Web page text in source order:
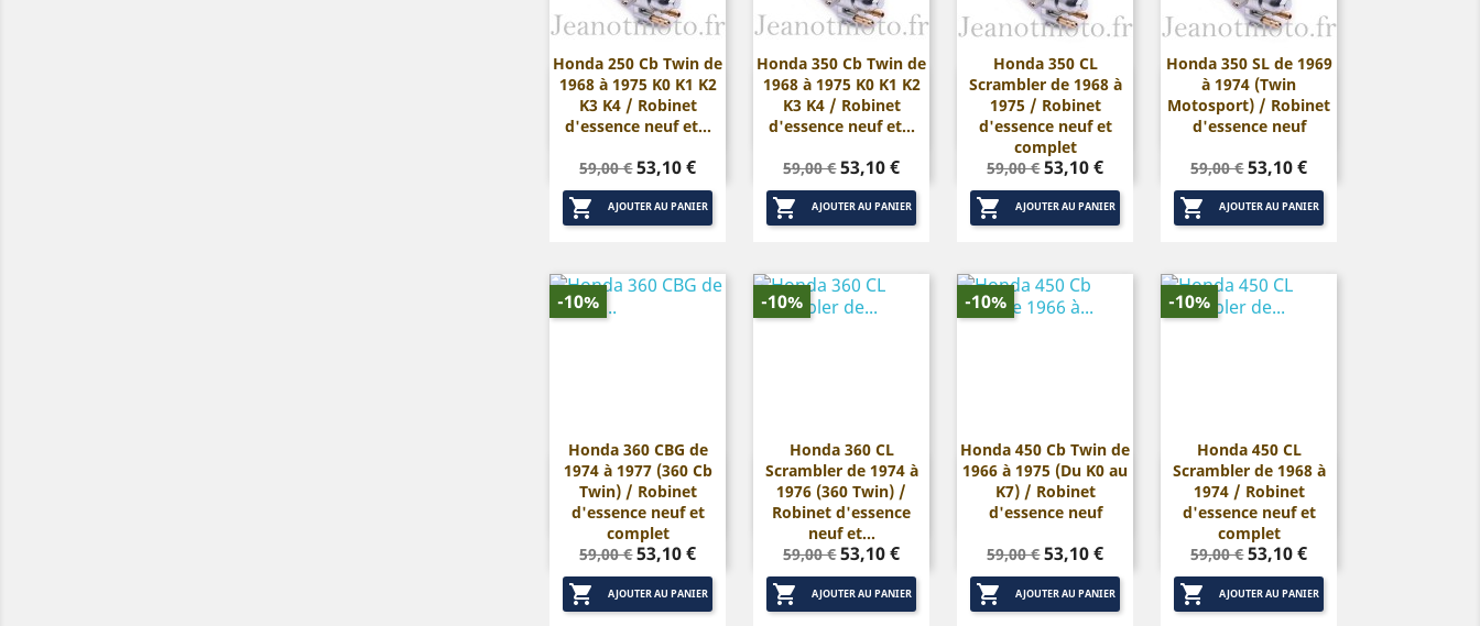
Honda 250 Cb Twin de
1968 à 1975 K0 K1 K2
K3 K4 / Robinet
d'essence neuf et...
Prix
de
base
59,00 €Prix
53,10 €
 AJOUTER AU PANIER
Aperçu rapide
Honda 350 Cb Twin de
1968 à 1975 K0 K1 K2
K3 K4 / Robinet
d'essence neuf et...
Prix
de
base
59,00 €Prix
53,10 €
 AJOUTER AU PANIER
Aperçu rapide
Honda 350 CL
Scrambler de 1968 à
1975 / Robinet
d'essence neuf et
complet
Prix
de
base
59,00 €Prix
53,10 €
 AJOUTER AU PANIER
Aperçu rapide
Honda 350 SL de 1969
à 1974 (Twin
Motosport) / Robinet
d'essence neuf
Prix
de
base
59,00 €Prix
53,10 €
 AJOUTER AU PANIER
Aperçu rapide
Honda 360 CBG de
1974 à 1977 (360 Cb
Twin) / Robinet
d'essence neuf et
complet
Prix
de
base
59,00 €Prix
53,10 €
 AJOUTER AU PANIER
-10%
Aperçu rapide
Honda 360 CL
Scrambler de 1974 à
1976 (360 Twin) /
Robinet d'essence
neuf et...
Prix
de
base
59,00 €Prix
53,10 €
 AJOUTER AU PANIER
-10%
Aperçu rapide
Honda 450 Cb Twin de
1966 à 1975 (Du K0 au
K7) / Robinet
d'essence neuf
Prix
de
base
59,00 €Prix
53,10 €
 AJOUTER AU PANIER
-10%
Aperçu rapide
Honda 450 CL
Scrambler de 1968 à
1974 / Robinet
d'essence neuf et
complet
Prix
de
base
59,00 €Prix
53,10 €
 AJOUTER AU PANIER
-10%
Aperçu rapide